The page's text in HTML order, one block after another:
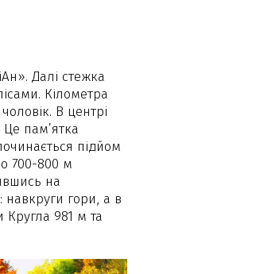
Далі стежка
Кілометра
В центрі
пам’ятка
підйом
700-800 м
на
навкруги гори, а в
981 м та